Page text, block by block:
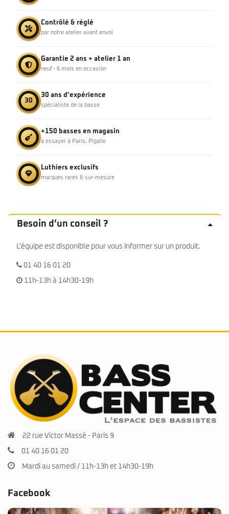
Contrôlé & réglé
par notre atelier avant envoi
Garantie 2 ans + atelier 1 an
neuf · 6 mois en occasion
30
30 ans d’expérience
spécialiste de la basse
+150 basses en magasin
à essayer à Paris, Pigalle
Luthiers exclusifs
marques rares & sur-mesure
Besoin d’un conseil ?
L'équipe est disponible pour vous informer sur un produit.
01 40 16 01 20
11h-13h à 14h30-19h
22 rue Victor Massé - Paris 9
01 40 16 01 20
Mardi au samedi / 11h-13h et 14h30-19h
Facebook